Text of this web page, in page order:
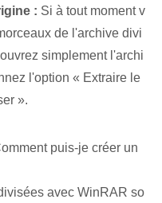
: Si à tout moment v
de l'archive divi
simplement l'archi
l'option « Extraire le
».
puis-je créer un
avec WinRAR so